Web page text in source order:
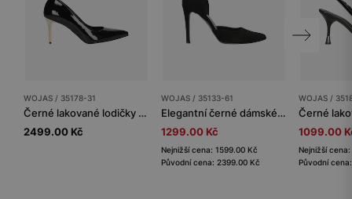
WOJAS / 35178-31
Černé lakované lodičky dámské na zlatém podpatku
2499.00 Kč
WOJAS / 35133-61
Elegantní černé dámské lodičky na vysokém jehlovém podpatku
1299.00 Kč
Nejnižší cena: 1599.00 Kč
Původní cena: 2399.00 Kč
WOJAS /
1099.00
Nejnižší
Původní